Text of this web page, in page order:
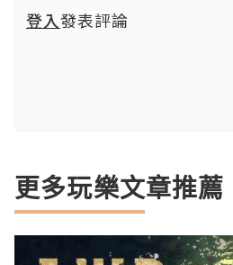
登入發表評論
更多玩樂文章推薦